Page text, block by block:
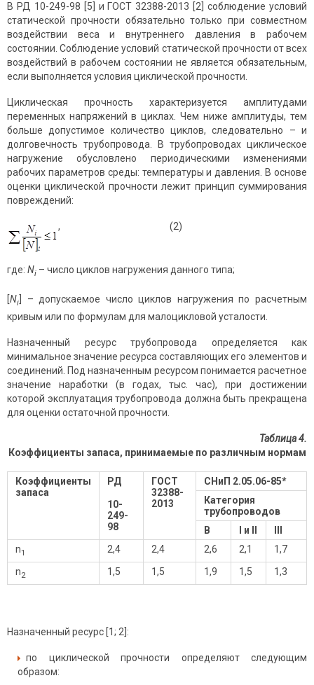
В РД 10-249-98 [5] и ГОСТ 32388-2013 [2] соблюдение условий
статической прочности обязательно только при совместном
воздействии веса и внутреннего давления в рабочем
состоянии. Соблюдение условий статической прочности от всех
воздействий в рабочем состоянии не является обязательным,
если выполняется условия циклической прочности.
Циклическая прочность характеризуется амплитудами
переменных напряжений в циклах. Чем ниже амплитуды, тем
больше допустимое количество циклов, следовательно – и
долговечность трубопровода. В трубопроводах циклическое
нагружение обусловлено периодическими изменениями
рабочих параметров среды: температуры и давления. В основе
оценки циклической прочности лежит принцип суммирования
повреждений:
, (2)
где: Ni – число циклов нагружения данного типа;
[Ni ] – допускаемое число циклов нагружения по расчетным
кривым или по формулам для малоцикловой усталости.
Назначенный ресурс трубопровода определяется как
минимальное значение ресурса составляющих его элементов и
соединений. Под назначенным ресурсом понимается расчетное
значение наработки (в годах, тыс. час), при достижении
которой эксплуатация трубопровода должна быть прекращена
для оценки остаточной прочности.
Таблица 4.
Коэффициенты запаса, принимаемые по различным нормам
Коэффициенты
запаса
РД
10-
249-
98
ГОСТ
32388-
2013
СНиП 2.05.06-85*
Категория
трубопроводов
В
и
n1 2,4 2,4 2,6 2,1
1,7
n2 1,5 1,5 1,9 1,5 1,3
Назначенный ресурс [1; 2]:
по циклической прочности определяют следующим
образом: